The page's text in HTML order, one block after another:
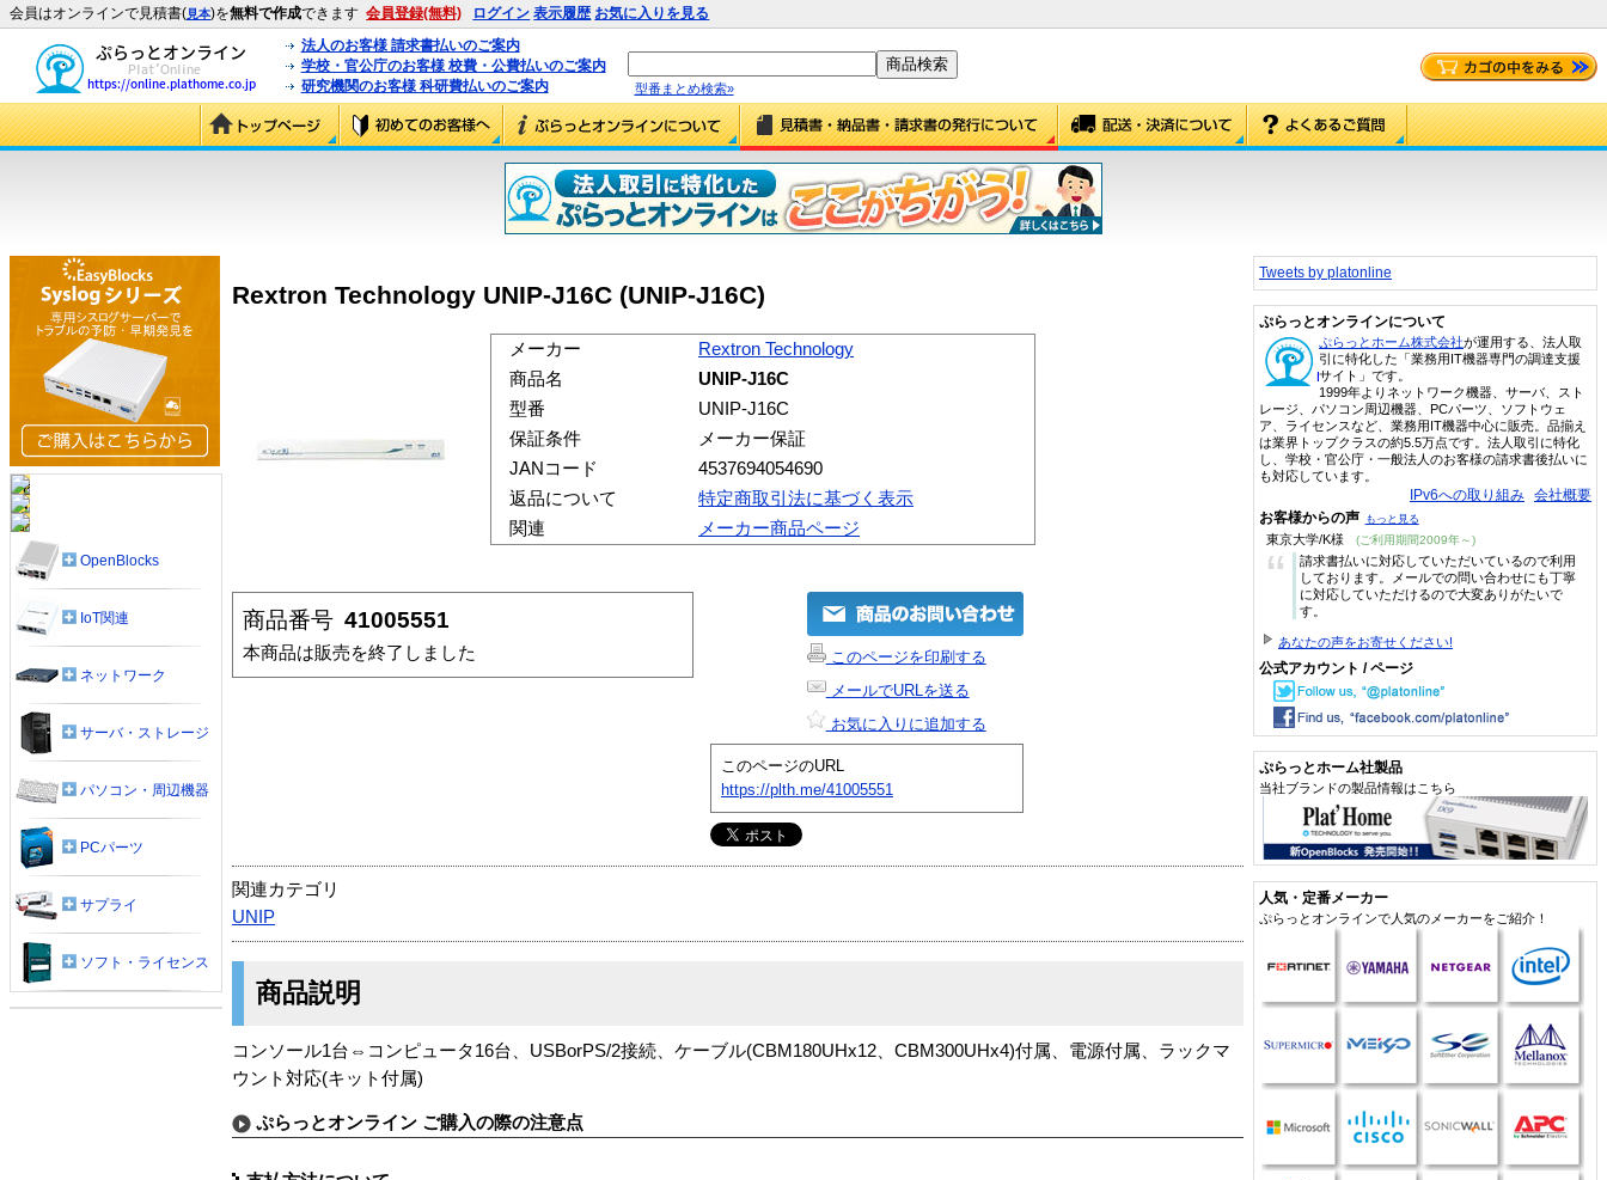
会員はオンラインで見積書(見本)を無料で作成できます 会員登録(無料) ログイン 表示履歴 お気に入りを見る
法人のお客様 請求書払いのご案内
学校・官公庁のお客様 校費・公費払いのご案内
研究機関のお客様 科研費払いのご案内
型番まとめ検索»
Rextron Technology UNIP-J16C (UNIP-J16C)
メーカー
Rextron Technology
商品名
UNIP-J16C
型番
UNIP-J16C
保証条件
メーカー保証
JANコード
4537694054690
返品について
特定商取引法に基づく表示
関連
メーカー商品ページ
商品番号 41005551
本商品は販売を終了しました
このページを印刷する
メールでURLを送る
お気に入りに追加する
このページのURL
https://plth.me/41005551
関連カテゴリ
UNIP
商品説明
コンソール1台⇔コンピュータ16台、USBorPS/2接続、ケーブル(CBM180UHx12、CBM300UHx4)付属、電源付属、ラックマ
ウント対応(キット付属)
ぷらっとオンライン ご購入の際の注意点
OpenBlocks
IoT関連
ネットワーク
サーバ・ストレージ
パソコン・周辺機器
PCパーツ
サプライ
ソフト・ライセンス
Tweets by platonline
ぷらっとオンラインについて
ぷらっとホーム株式会社が運用する、法人取
引に特化した「業務用IT機器専門の調達支援
サイト」です。
1999年よりネットワーク機器、サーバ、スト
レージ、パソコン周辺機器、PCパーツ、ソフトウェ
ア、ライセンスなど、業務用IT機器中心に販売。品揃え
は業界トップクラスの約5.5万点です。法人取引に特化
し、学校・官公庁・一般法人のお客様の請求書後払いに
も対応しています。
IPv6への取り組み 会社概要
お客様からの声 もっと見る
東京大学/K様 (ご利用期間2009年～)
“
請求書払いに対応していただいているので利用
しております。メールでの問い合わせにも丁寧
に対応していただけるので大変ありがたいで
す。
あなたの声をお寄せください!
公式アカウント / ページ
ぷらっとホーム社製品
当社ブランドの製品情報はこちら
人気・定番メーカー
ぷらっとオンラインで人気のメーカーをご紹介！